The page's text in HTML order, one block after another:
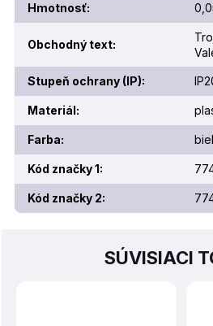
Hmotnosť:
Obchodný text:
Stupeň ochrany (IP):
Materiál:
Farba:
Kód značky 1:
Kód značky 2:
SÚVISIACI